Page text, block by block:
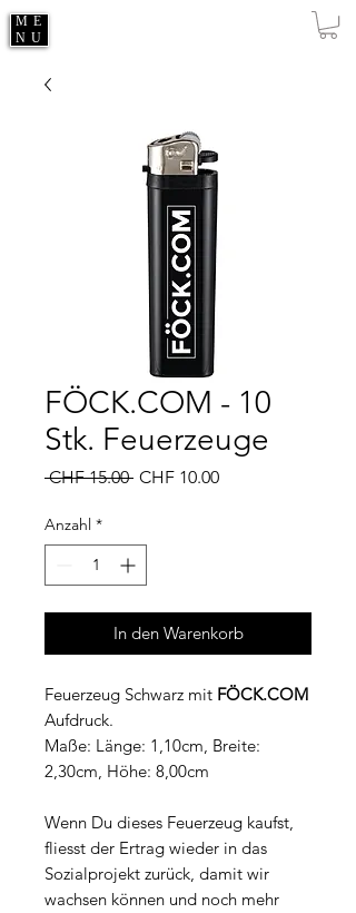
ME
NU
FÖCK.COM - 10
Stk. Feuerzeuge
CHF 15.00 Standardpreis
CHF 10.00Sale-
Anzahl *
In den Warenkorb
Feuerzeug Schwarz mit FÖCK.COM
Aufdruck.
Maße: Länge: 1,10cm, Breite:
2,30cm, Höhe: 8,00cm
Wenn Du dieses Feuerzeug kaufst,
fliesst der Ertrag wieder in das
Sozialprojekt zurück, damit wir
wachsen können und noch mehr